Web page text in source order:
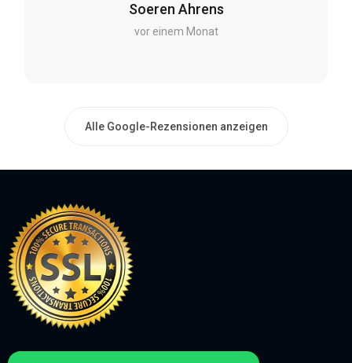
Soeren Ahrens
vor einem Monat
Alle Google-Rezensionen anzeigen